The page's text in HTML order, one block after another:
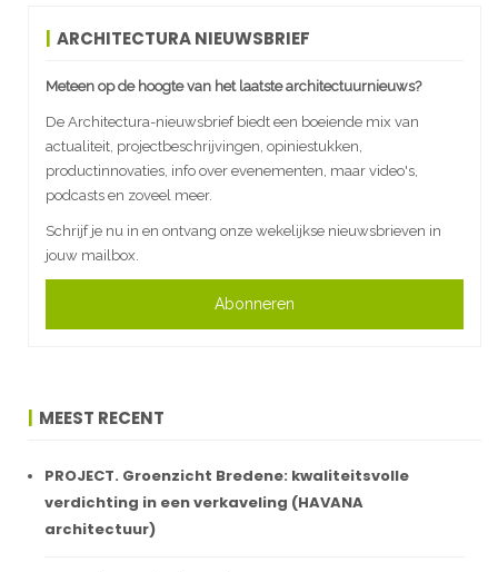
ARCHITECTURA NIEUWSBRIEF
Meteen op de hoogte van het laatste architectuurnieuws?
De Architectura-nieuwsbrief biedt een boeiende mix van
actualiteit, projectbeschrijvingen, opiniestukken,
productinnovaties, info over evenementen, maar video's,
podcasts en zoveel meer.
Schrijf je nu in en ontvang onze wekelijkse nieuwsbrieven in
jouw mailbox.
Abonneren
MEEST RECENT
PROJECT. Groenzicht Bredene: kwaliteitsvolle
verdichting in een verkaveling (HAVANA
architectuur)